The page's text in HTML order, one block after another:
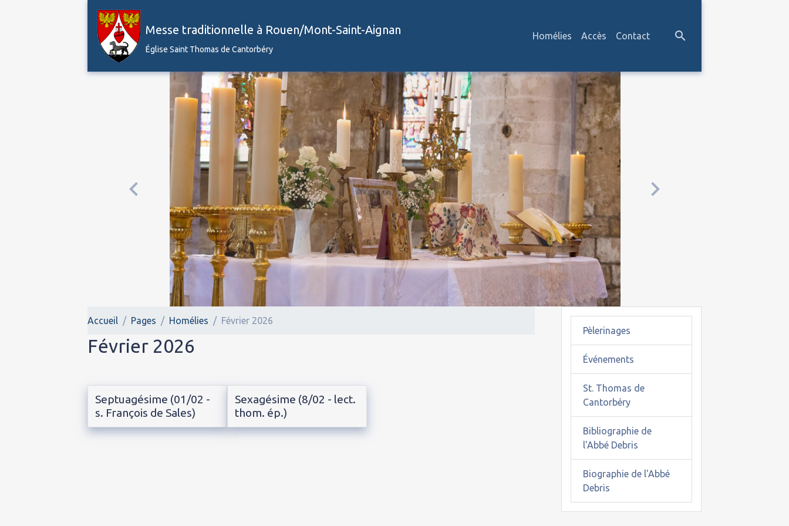
Messe traditionnelle à Rouen/Mont-Saint-Aignan
Église Saint Thomas de Cantorbéry
Homélies Accès Contact
Accueil Pages Homélies Février 2026
Février 2026
Septuagésime (01/02 -
s. François de Sales)
Sexagésime (8/02 - lect.
thom. ép.)
Pèlerinages
Événements
St. Thomas de
Cantorbéry
Bibliographie de
l'Abbé Debris
Biographie de l'Abbé
Debris